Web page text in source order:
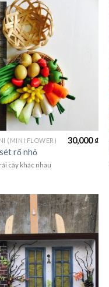
(MINI FLOWER)
rổ nhỏ
30,000₫
cây khác nhau